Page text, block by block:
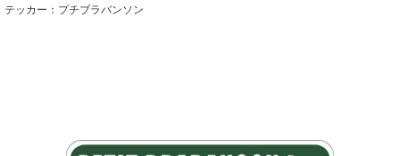
テッカー：プチブラバンソン